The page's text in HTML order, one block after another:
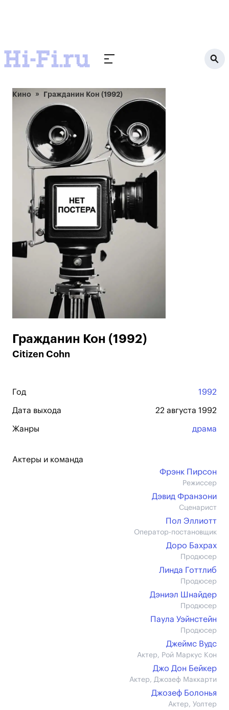
Кино Гражданин Кон (1992)
Гражданин Кон (1992)
Citizen Cohn
Год 1992
Дата выхода 22 августа 1992
Жанры драма
Актеры и команда
Фрэнк Пирсон
Режиссер
Дэвид Франзони
Сценарист
Пол Эллиотт
Оператор-постановщик
Доро Бахрах
Продюсер
Линда Готтлиб
Продюсер
Дэниэл Шнайдер
Продюсер
Паула Уэйнстейн
Продюсер
Джеймс Вудс
Актер, Рой Маркус Кон
Джо Дон Бейкер
Актер, Джозеф Маккарти
Джозеф Болонья
Актер, Уолтер